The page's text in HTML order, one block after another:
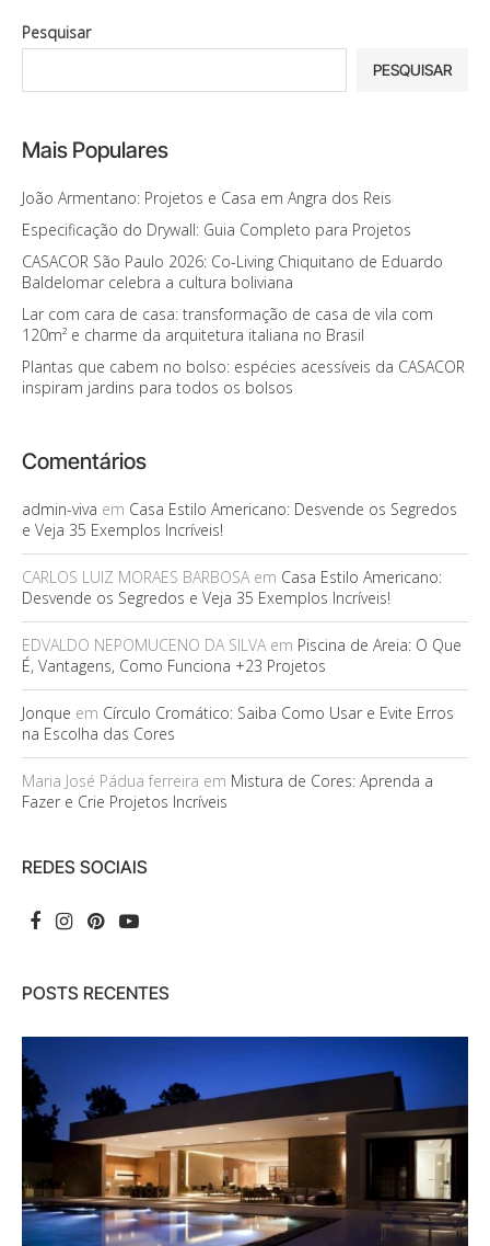
Pesquisar
PESQUISAR
Mais Populares
João Armentano: Projetos e Casa em Angra dos Reis
Especificação do Drywall: Guia Completo para Projetos
CASACOR São Paulo 2026: Co-Living Chiquitano de Eduardo
Baldelomar celebra a cultura boliviana
Lar com cara de casa: transformação de casa de vila com
120m² e charme da arquitetura italiana no Brasil
Plantas que cabem no bolso: espécies acessíveis da CASACOR
inspiram jardins para todos os bolsos
Comentários
admin-viva em Casa Estilo Americano: Desvende os Segredos
e Veja 35 Exemplos Incríveis!
CARLOS LUIZ MORAES BARBOSAem Casa Estilo Americano:
Desvende os Segredos e Veja 35 Exemplos Incríveis!
EDVALDO NEPOMUCENO DA SILVAem Piscina de Areia: O Que
É, Vantagens, Como Funciona +23 Projetos
Jonque em Círculo Cromático: Saiba Como Usar e Evite Erros
na Escolha das Cores
Maria José Pádua ferreira em Mistura de Cores: Aprenda a
Fazer e Crie Projetos Incríveis
REDES SOCIAIS
POSTS RECENTES